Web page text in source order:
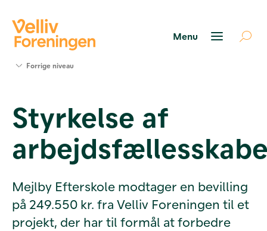
Værktøjer
og viden
Om Velliv
Foreningen
Forrige niveau
Styrkelse af
Mejlby Efterskole modtager en bevilling
på 249.550 kr. fra Velliv Foreningen til et
projekt, der har til formål at forbedre